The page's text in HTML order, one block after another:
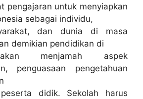
pengajaran untuk menyiapkan
sebagai individu,
dan dunia di masa
demikian pendidikan di
menjamah aspek
penguasaan pengetahuan
didik. Sekolah harus